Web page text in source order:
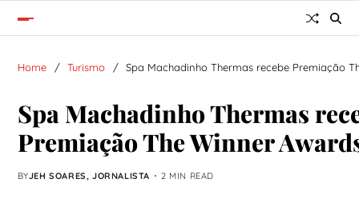
Home Turismo Spa Machadinho Thermas recebe Premiação
Spa Machadinho Thermas
Premiação The Winner
BYJEH SOARES, JORNALISTA 2 MIN READ